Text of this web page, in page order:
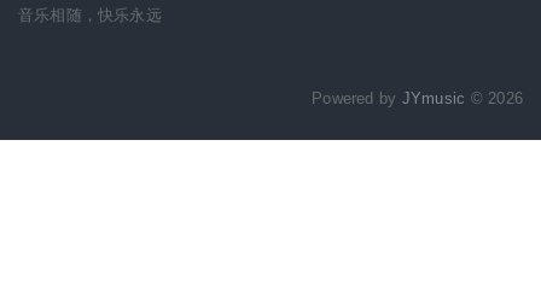
音乐相随，快乐永远
Powered by JYmusic © 2026